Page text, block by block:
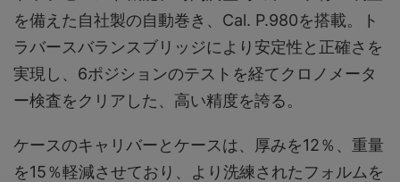
を備えた自社製の自動巻き、Cal. P.980を搭載。ト
ラバースバランスブリッジにより安定性と正確さを
実現し、6ポジションのテストを経てクロノメータ
ー検査をクリアした、高い精度を誇る。
ケースのキャリバーとケースは、厚みを12％、重量
を15％軽減させており、より洗練されたフォルムを